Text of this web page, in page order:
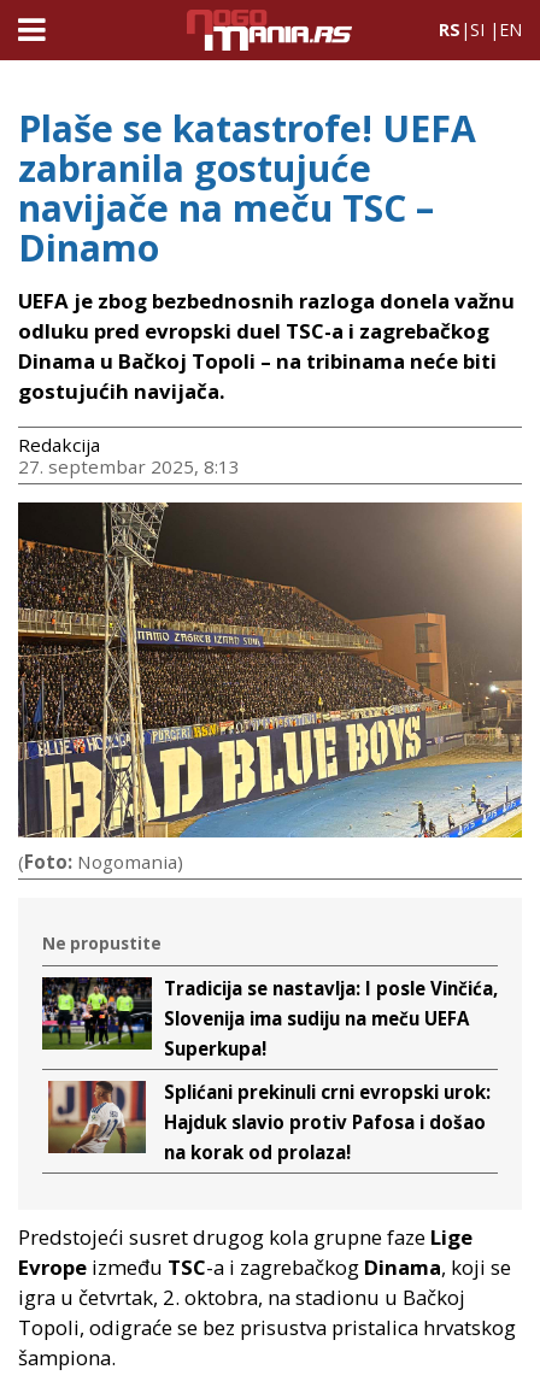
RS |SI | EN
Plaše se katastrofe! UEFA
zabranila gostujuće
navijače na meču TSC –
Dinamo
UEFA je zbog bezbednosnih razloga donela važnu
odluku pred evropski duel TSC-a i zagrebačkog
Dinama u Bačkoj Topoli – na tribinama neće biti
gostujućih navijača.
Redakcija
27. septembar 2025, 8:13
(Foto: Nogomania)
Ne propustite
Tradicija se nastavlja: I posle Vinčića,
Slovenija ima sudiju na meču UEFA
Superkupa!
Splićani prekinuli crni evropski urok:
Hajduk slavio protiv Pafosa i došao
na korak od prolaza!
Predstojeći susret drugog kola grupne faze Lige
Evrope između TSC-a i zagrebačkog Dinama, koji se
igra u četvrtak, 2. oktobra, na stadionu u Bačkoj
Topoli, odigraće se bez prisustva pristalica hrvatskog
šampiona.